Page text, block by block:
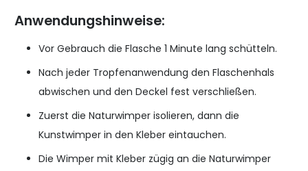
Anwendungshinweise:
Vor Gebrauch die Flasche 1 Minute lang schütteln.
Nach jeder Tropfenanwendung den Flaschenhals
abwischen und den Deckel fest verschließen.
Zuerst die Naturwimper isolieren, dann die
Kunstwimper in den Kleber eintauchen.
Die Wimper mit Kleber zügig an die Naturwimper